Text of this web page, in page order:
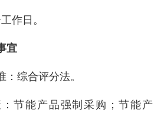
作日。
宜
综合评分法。
节能产品强制采购；节能产